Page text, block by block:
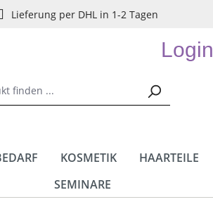
Lieferung per DHL in 1-2 Tagen
KOSMETIK HAARTEILE
SEMINARE